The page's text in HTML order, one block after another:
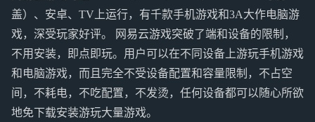
盖）、安卓、TV上运行，有千款手机游戏和3A大作电脑游
戏，深受玩家好评。 网易云游戏突破了端和设备的限制，
不用安装，即点即玩。用户可以在不同设备上游玩手机游戏
和电脑游戏，而且完全不受设备配置和容量限制，不占空
间，不耗电，不吃配置，不发烫，任何设备都可以随心所欲
地免下载安装游玩大量游戏。